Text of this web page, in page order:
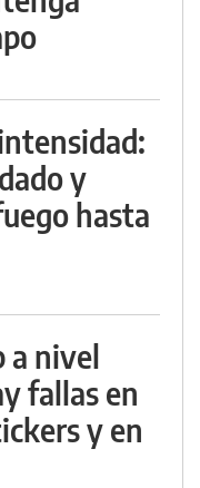
y
hasta
a nivel
fallas en
y en